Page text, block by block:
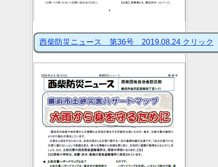
西柴防災ニュース 第36号 2019.08.24 クリック